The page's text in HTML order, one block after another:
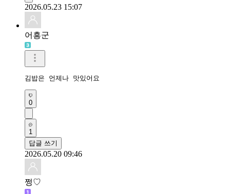
2026.05.23 15:07
어흥군
김밥은 언제나 맛있어요
0
1
답글 쓰기
2026.05.20 09:46
쩡♡